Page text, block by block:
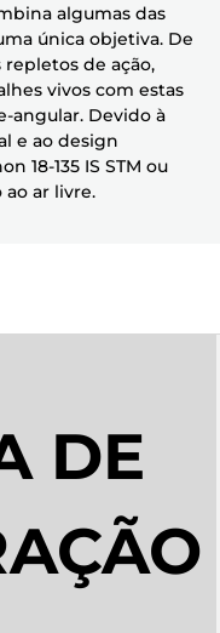
algumas das
única objetiva. De
de ação,
vivos com estas
angular. Devido à
e ao design
18-135 IS STM ou
ao ar livre.
DE